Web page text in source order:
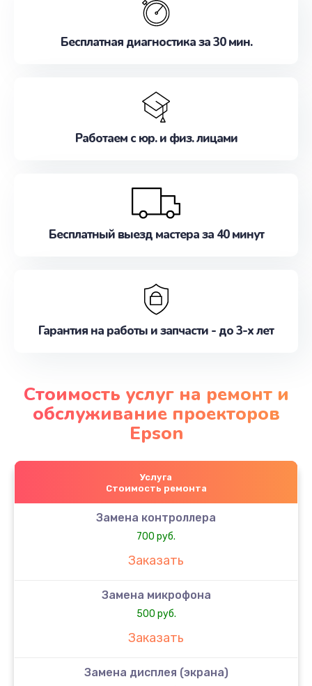
Бесплатная диагностика за 30 мин.
Работаем с юр. и физ. лицами
Бесплатный выезд мастера за 40 минут
Гарантия на работы и запчасти - до 3-х лет
Стоимость услуг на ремонт и
обслуживание проекторов
Epson
Услуга
Стоимость ремонта
Замена контроллера
700 руб.
Заказать
Замена микрофона
500 руб.
Заказать
Замена дисплея (экрана)